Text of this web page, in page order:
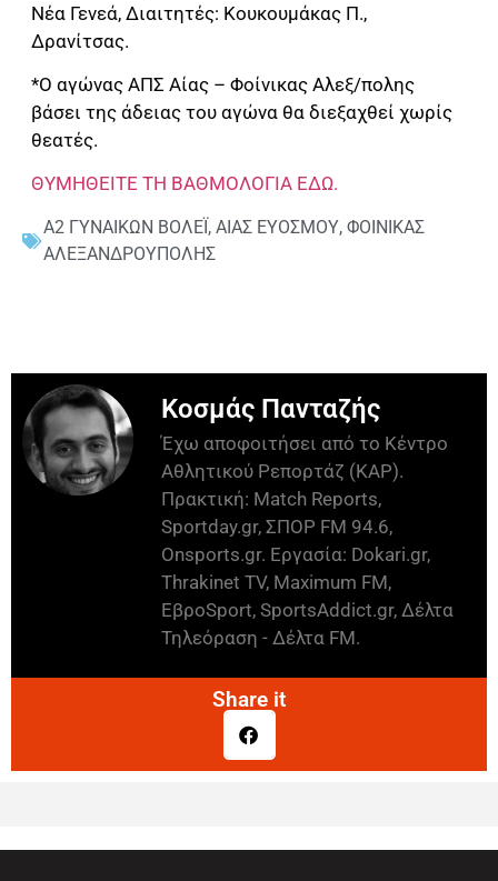
Νέα Γενεά, Διαιτητές: Κουκουμάκας Π.,
Δρανίτσας.
*Ο αγώνας ΑΠΣ Αίας – Φοίνικας Αλεξ/πολης
βάσει της άδειας του αγώνα θα διεξαχθεί χωρίς
θεατές.
ΘΥΜΗΘΕΙΤΕ ΤΗ ΒΑΘΜΟΛΟΓΙΑ ΕΔΩ.
Α2 ΓΥΝΑΙΚΩΝ ΒΟΛΕΪ, ΑΙΑΣ ΕΥΟΣΜΟΥ, ΦΟΙΝΙΚΑΣ
ΑΛΕΞΑΝΔΡΟΥΠΟΛΗΣ
Κοσμάς Πανταζής
Έχω αποφοιτήσει από το Κέντρο
Αθλητικού Ρεπορτάζ (ΚΑΡ).
Πρακτική: Match Reports,
Sportday.gr, ΣΠΟΡ FM 94.6,
Onsports.gr. Εργασία: Dokari.gr,
Thrakinet TV, Maximum FM,
ΕβροSport, SportsAddict.gr, Δέλτα
Τηλεόραση - Δέλτα FM.
Share it